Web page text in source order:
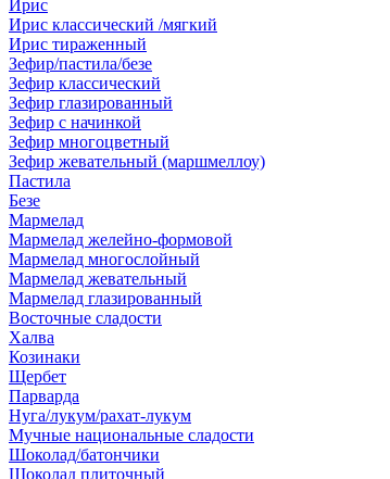
Ирис
Ирис классический /мягкий
Ирис тираженный
Зефир/пастила/безе
Зефир классический
Зефир глазированный
Зефир с начинкой
Зефир многоцветный
Зефир жевательный (маршмеллоу)
Пастила
Безе
Мармелад
Мармелад желейно-формовой
Мармелад многослойный
Мармелад жевательный
Мармелад глазированный
Восточные сладости
Халва
Козинаки
Щербет
Парварда
Нуга/лукум/рахат-лукум
Мучные национальные сладости
Шоколад/батончики
Шоколад плиточный